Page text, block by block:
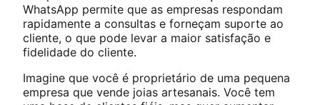
WhatsApp permite que as empresas respondam
rapidamente a consultas e forneçam suporte ao
cliente, o que pode levar a maior satisfação e
fidelidade do cliente.
Imagine que você é proprietário de uma pequena
empresa que vende joias artesanais. Você tem